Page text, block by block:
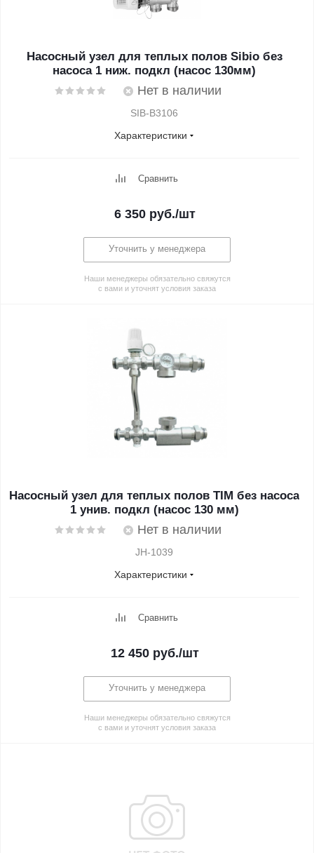
Насосный узел для теплых полов Sibio без
насоса 1 ниж. подкл (насос 130мм)
Нет в наличии
SIB-B3106
Характеристики
Сравнить
6 350руб./шт
Уточнить у менеджера
Наши менеджеры обязательно свяжутся
с вами и уточнят условия заказа
Насосный узел для теплых полов TIM без насоса
1 унив. подкл (насос 130 мм)
Нет в наличии
JH-1039
Характеристики
Сравнить
12 450руб./шт
Уточнить у менеджера
Наши менеджеры обязательно свяжутся
с вами и уточнят условия заказа